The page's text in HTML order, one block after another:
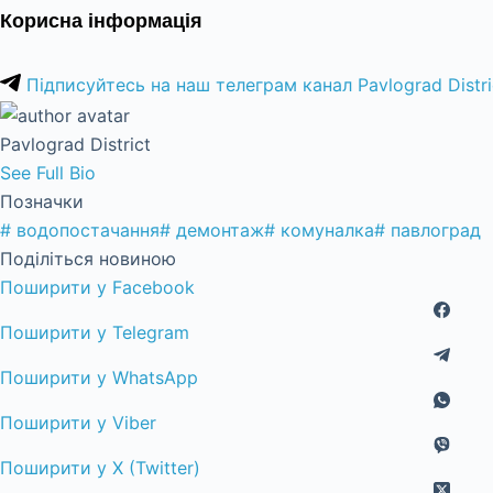
Корисна інформація
Підписуйтесь на наш телеграм канал Pavlograd
Pavlograd District
See Full Bio
Позначки
# водопостачання# демонтаж# комуналка# павлоград
Поділіться новиною
Поширити у Facebook
Поширити у Telegram
Поширити у WhatsApp
Поширити у Viber
Поширити у X (Twitter)